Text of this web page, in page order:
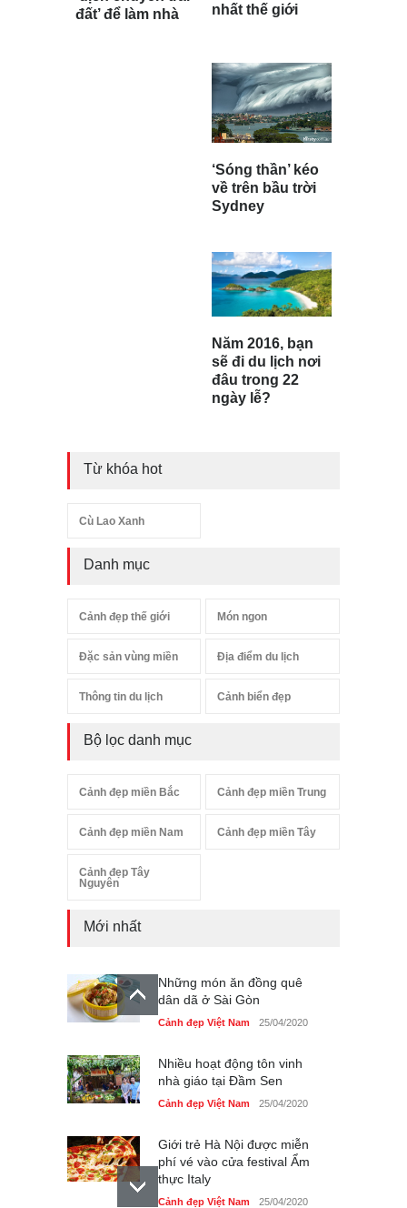
đất’ để làm nhà
nhất thế giới
‘Sóng thần’ kéo
về trên bầu trời
Sydney
Năm 2016, bạn
sẽ đi du lịch nơi
đâu trong 22
ngày lễ?
Từ khóa hot
Cù Lao Xanh
Danh mục
Cảnh đẹp thế giới Món ngon
Đặc sản vùng miền Địa điểm du lịch
Thông tin du lịch Cảnh biển đẹp
Bộ lọc danh mục
Cảnh đẹp miền Bắc Cảnh đẹp miền Trung
Cảnh đẹp miền Nam Cảnh đẹp miền Tây
Cảnh đẹp Tây
Nguyên
Mới nhất
Những món ăn đồng quê
dân dã ở Sài Gòn
Cảnh đẹp Việt Nam 25/04/2020
Nhiều hoạt động tôn vinh
nhà giáo tại Đầm Sen
Cảnh đẹp Việt Nam 25/04/2020
Giới trẻ Hà Nội được miễn
phí vé vào cửa festival Ẩm
thực Italy
Cảnh đẹp Việt Nam 25/04/2020